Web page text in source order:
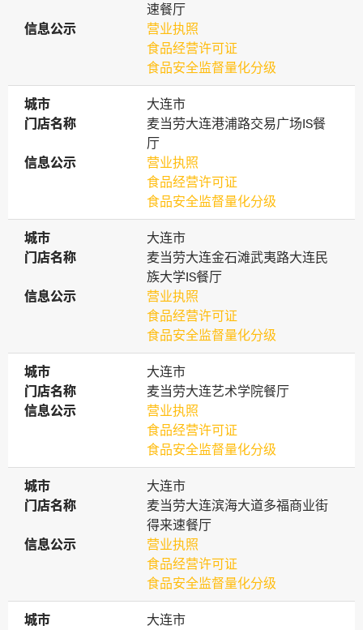
速餐厅
信息公示
信息公示
营业执照
食品经营许可证
食品安全监督量化分级
城市
城市
大连市
门店名称
门店名称
麦当劳大连港浦路交易广场IS餐
厅
信息公示
信息公示
营业执照
食品经营许可证
食品安全监督量化分级
城市
城市
大连市
门店名称
门店名称
麦当劳大连金石滩武夷路大连民
族大学IS餐厅
信息公示
信息公示
营业执照
食品经营许可证
食品安全监督量化分级
城市
城市
大连市
门店名称
门店名称
麦当劳大连艺术学院餐厅
信息公示
信息公示
营业执照
食品经营许可证
食品安全监督量化分级
城市
城市
大连市
门店名称
门店名称
麦当劳大连滨海大道多福商业街
得来速餐厅
信息公示
信息公示
营业执照
食品经营许可证
食品安全监督量化分级
城市
城市
大连市